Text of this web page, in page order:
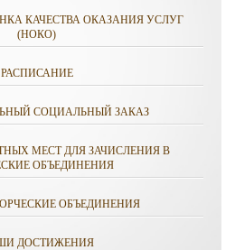
КАЧЕСТВА ОКАЗАНИЯ УСЛУГ
(НОКО)
РАСПИСАНИЕ
СОЦИАЛЬНЫЙ ЗАКАЗ
МЕСТ ДЛЯ ЗАЧИСЛЕНИЯ В
ОБЪЕДИНЕНИЯ
ОБЪЕДИНЕНИЯ
ДОСТИЖЕНИЯ